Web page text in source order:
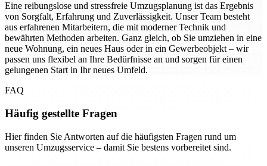
Eine reibungslose und stressfreie Umzugsplanung ist das Ergebnis
von Sorgfalt, Erfahrung und Zuverlässigkeit. Unser Team besteht
aus erfahrenen Mitarbeitern, die mit moderner Technik und
bewährten Methoden arbeiten. Ganz gleich, ob Sie umziehen in eine
neue Wohnung, ein neues Haus oder in ein Gewerbeobjekt – wir
passen uns flexibel an Ihre Bedürfnisse an und sorgen für einen
gelungenen Start in Ihr neues Umfeld.
FAQ
Häufig gestellte Fragen
Hier finden Sie Antworten auf die häufigsten Fragen rund um
unseren Umzugsservice – damit Sie bestens vorbereitet sind.